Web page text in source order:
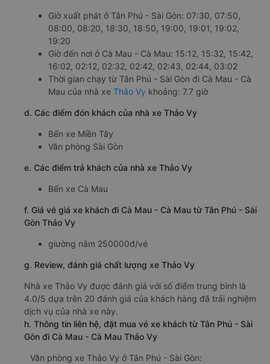
Giờ xuất phát ở Tân Phú - Sài Gòn: 07:30, 07:50,
08:00, 08:20, 18:30, 18:50, 19:00, 19:01, 19:02,
19:20
Giờ đến nơi ở Cà Mau - Cà Mau: 15:12, 15:32, 15:42,
16:02, 02:12, 02:32, 02:42, 02:43, 02:44, 03:02
Thời gian chạy từ Tân Phú - Sài Gòn đi Cà Mau - Cà
Mau của nhà xe Thảo Vy khoảng: 7.7 giờ
d. Các điểm đón khách của nhà xe Thảo Vy
Bến xe Miền Tây
Văn phòng Sài Gòn
e. Các điểm trả khách của nhà xe Thảo Vy
Bến xe Cà Mau
f. Giá vé giá xe khách đi Cà Mau - Cà Mau từ Tân Phú - Sài
Gòn Thảo Vy
giường nằm 250000đ/vé
g. Review, đánh giá chất lượng xe Thảo Vy
Nhà xe Thảo Vy được đánh giá với số điểm trung bình là
4.0/5 dựa trên 20 đánh giá của khách hàng đã trải nghiệm
dịch vụ của nhà xe này.
h. Thông tin liên hệ, đặt mua vé xe khách từ Tân Phú - Sài
Gòn đi Cà Mau - Cà Mau Thảo Vy
Văn phòng xe Thảo Vy ở Tân Phú - Sài Gòn: